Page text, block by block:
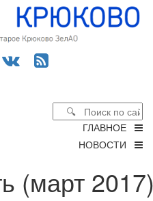
ГЛАВНОЕ
НОВОСТИ
(март